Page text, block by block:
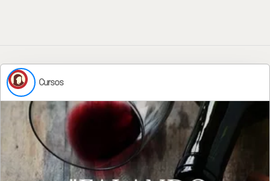
Cursos